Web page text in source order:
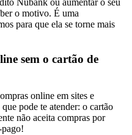
o motivo. É uma
para que ela se torne mais
sem o cartão de
online em sites e
pode te atender: o cartão
não aceita compras por